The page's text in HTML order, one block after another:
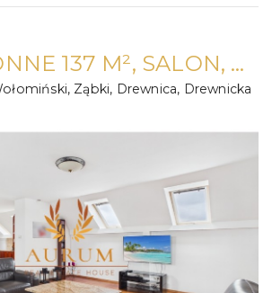
PRZESTRONNE 137 M², SALON, GABINET, JADALNIA
Ząbki, Drewnica, Drewnicka